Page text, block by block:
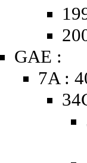
GAE :
7A :